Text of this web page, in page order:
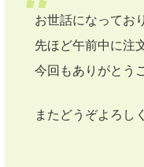
お世話になってお
先ほど午前中に注
今回もありがとう
またどうぞよろし